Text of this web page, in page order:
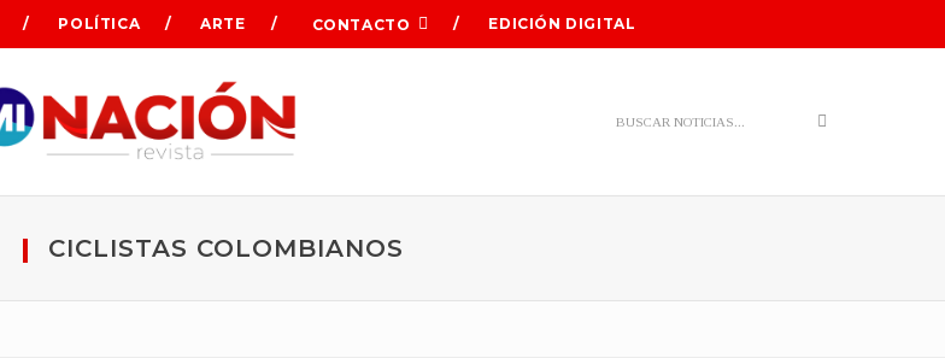
POLÍTICA ARTE CONTACTO EDICIÓN DIGITAL
Search
CICLISTAS COLOMBIANOS